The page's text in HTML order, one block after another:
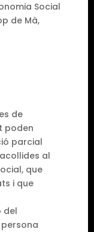
Social
de Mà,
de
poden
parcial
al
que
i que
del